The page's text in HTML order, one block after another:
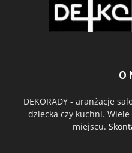
O
DEKORADY - aranżacje
dziecka czy kuchni.
miejscu.